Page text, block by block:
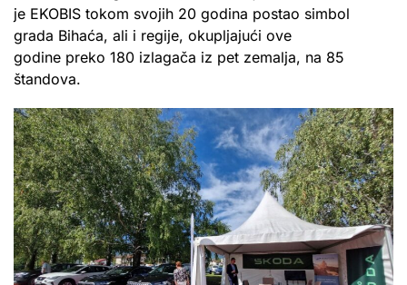
je EKOBIS tokom svojih 20 godina postao simbol
grada Bihaća, ali i regije, okupljajući ove
godine preko 180 izlagača iz pet zemalja, na 85
štandova.